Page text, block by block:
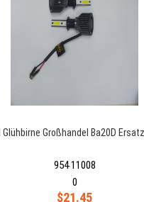
Großhandel Ba20D
954 11008
$21.45
0